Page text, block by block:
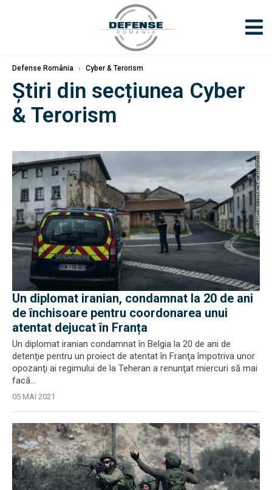
Defense România › Cyber & Terorism
Știri din secțiunea Cyber
& Terorism
Un diplomat iranian, condamnat la 20 de ani
de închisoare pentru coordonarea unui
atentat dejucat în Franța
Un diplomat iranian condamnat în Belgia la 20 de ani de
detenţie pentru un proiect de atentat în Franţa împotriva unor
opozanţi ai regimului de la Teheran a renunţat miercuri să mai
facă...
05 MAI 2021